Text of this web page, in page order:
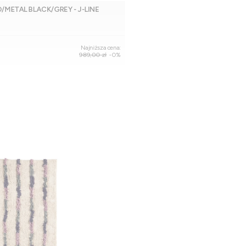
Dodaj do koszyka
METAL BLACK/GREY - J-LINE
Najniższa cena:
989,00 zł -0%